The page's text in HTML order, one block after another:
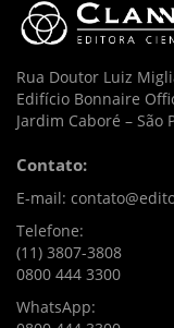
Rua Doutor Luiz
Edifício Bonnaire
Jardim Caboré – São
Contato:
E-mail:
Telefone:
(11) 3807-3808
0800 444 3300
WhatsApp: